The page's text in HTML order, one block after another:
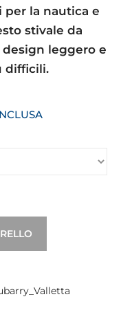
per la nautica e
stivale da
leggero e
difficili.